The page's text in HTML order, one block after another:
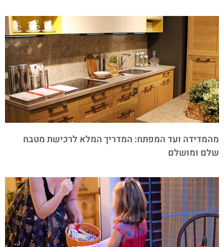
מהמדידה ועד המפתח: המדריך המלא לרכישת מטבח
שלם ומושלם